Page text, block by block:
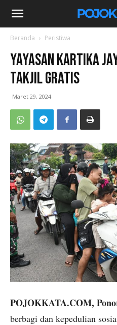
Beranda Peristiwa
Yayasan Kartika
Takjil Gratis
Maret 29, 2024
POJOKKATA.COM,
berbagi dan kepedulian